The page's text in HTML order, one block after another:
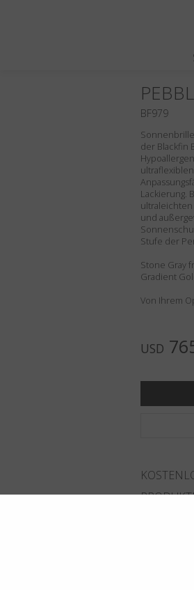
der Blackfin
Lackierung.
und
Stufe der
Stone Gray
Gradient
Von Ihrem
USD
BF979